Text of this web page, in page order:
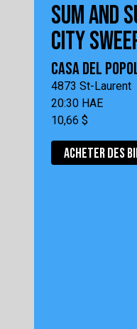
SUM AND
CITY
CASA DEL
4873 St-Laurent
20:30 HAE
10,66 $
ACHETER DES